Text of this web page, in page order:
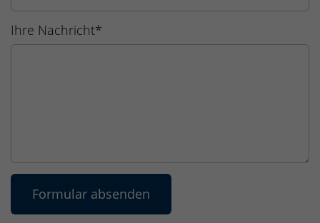
Ihre Nachricht*